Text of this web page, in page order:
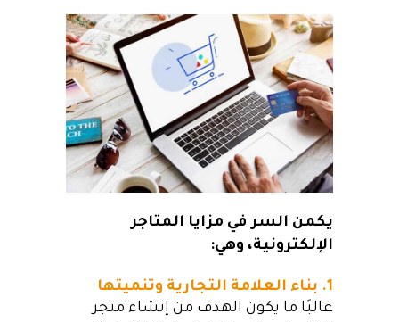
يكمن السر في مزايا المتاجر
الإلكترونية، وهي:
1. بناء العلامة التجارية وتنميتها
غالبًا ما يكون الهدف من إنشاء متجر